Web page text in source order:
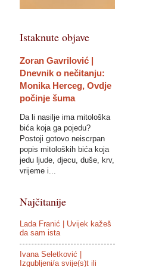
Istaknute objave
Zoran Gavrilović |
Dnevnik o nečitanju:
Monika Herceg, Ovdje
počinje šuma
Da li nasilje ima mitološka
bića koja ga pojedu?
Postoji gotovo neiscrpan
popis mitoloških bića koja
jedu ljude, djecu, duše, krv,
vrijeme i...
Najčitanije
Lada Franić | Uvijek kažeš
da sam ista
Ivana Seletković |
Izgubljeni/a svije(s)t ili